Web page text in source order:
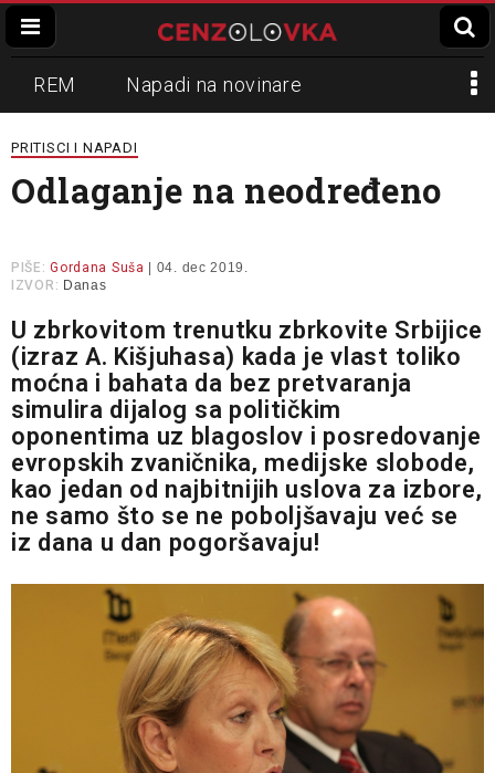
REM Napadi na novinare
Zvučni top
Propaganda Lokalni mediji
PRITISCI I NAPADI
Odlaganje na neodređeno
PIŠE: Gordana Suša
| 04. dec 2019.
IZVOR: Danas
U zbrkovitom trenutku zbrkovite Srbijice
(izraz A. Kišjuhasa) kada je vlast toliko
moćna i bahata da bez pretvaranja
simulira dijalog sa političkim
oponentima uz blagoslov i posredovanje
evropskih zvaničnika, medijske slobode,
kao jedan od najbitnijih uslova za izbore,
ne samo što se ne poboljšavaju već se
iz dana u dan pogoršavaju!